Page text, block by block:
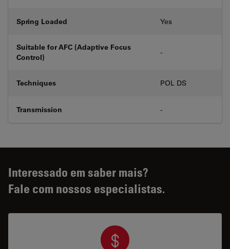
Spring Loaded Yes
Suitable for AFC (Adaptive Focus
Control)
-
Techniques POL DS
Transmission -
Interessado em saber mais?
Fale com nossos especialistas.